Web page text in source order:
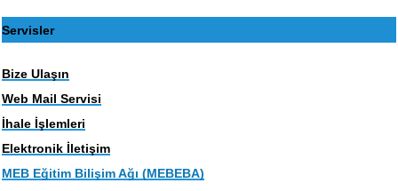
Servisler
Bize Ulaşın
Web Mail Servisi
İhale İşlemleri
Elektronik İletişim
MEB Eğitim Bilişim Ağı (MEBEBA)